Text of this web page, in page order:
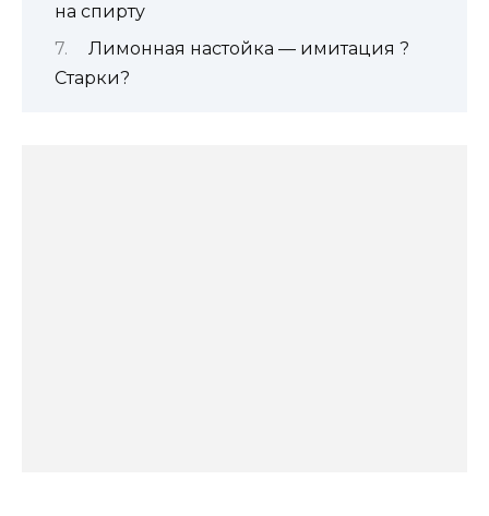
на спирту
Лимонная настойка — имитация ?
Старки?